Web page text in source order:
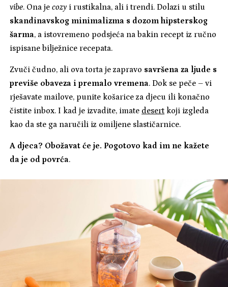
vibe. Ona jecozy i rustikalna, ali i trendi. Dolazi u stilu
skandinavskog minimalizma s dozom hipsterskog
šarma, a istovremeno podsjeća na bakin recept iz ručno
ispisane bilježnice recepata.
Zvuči čudno, ali ova torta je zapravo savršena za ljude s
previše obaveza i premalo vremena. Dok se peče – vi
rješavate mailove, punite košarice za djecu ili konačno
čistite inbox. I kad je izvadite, imate desert koji izgleda
kao da ste ga naručili iz omiljene slastičarnice.
A djeca? Obožavat će je. Pogotovo kad im ne kažete
da je od povrća.